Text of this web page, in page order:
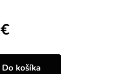
€
Do košíka